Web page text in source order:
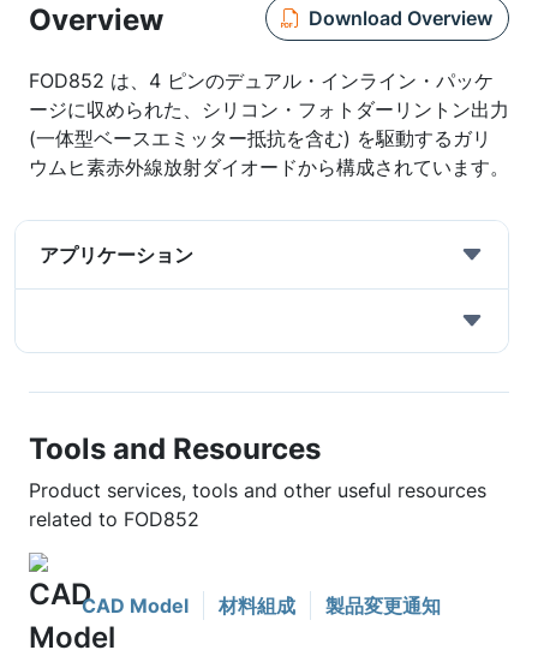
Overview Download Overview
FOD852 は、4 ピンのデュアル・インライン・パッケ
ージに収められた、シリコン・フォトダーリントン出力
(一体型ベースエミッター抵抗を含む) を駆動するガリ
ウムヒ素赤外線放射ダイオードから構成されています。
アプリケーション
Tools and Resources
Product services, tools and other useful resources
related to FOD852
CAD Model 材料組成 製品変更通知